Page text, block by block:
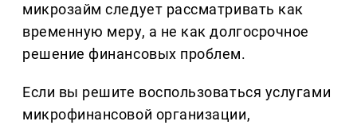
микрозайм следует рассматривать как
временную меру, а не как долгосрочное
решение финансовых проблем.
Если вы решите воспользоваться услугами
микрофинансовой организации,